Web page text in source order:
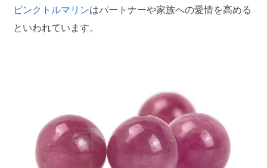
ピンクトルマリンはパートナーや家族への愛情を高める
といわれています。